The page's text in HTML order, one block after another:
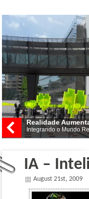
Realidade
Integrando o Mundo
IA –
August 21st, 2009